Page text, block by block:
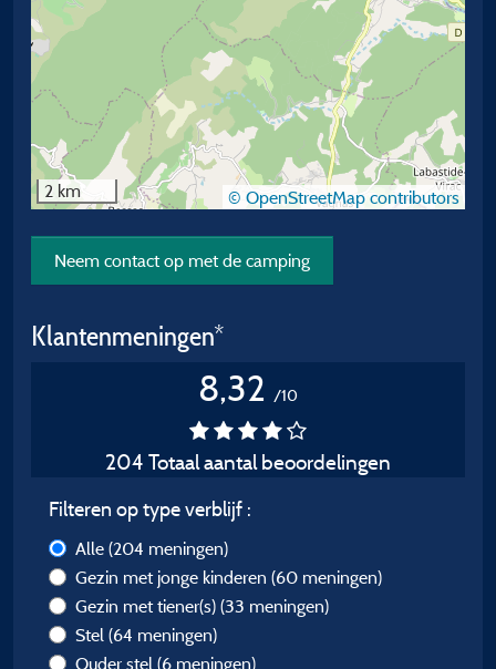
2 km © OpenStreetMap contributors
Neem contact op met de camping
Klantenmeningen*
8,32 /10
204 Totaal aantal beoordelingen
Filteren op type verblijf :
Alle (204 meningen)
Gezin met jonge kinderen (60 meningen)
Gezin met tiener(s) (33 meningen)
Stel (64 meningen)
Ouder stel (6 meningen)